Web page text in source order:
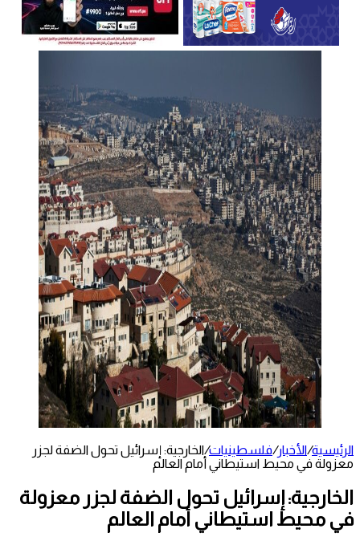
الرئيسية/الأخبار/فلسطينيات/الخارجية: إسرائيل تحول الضفة لجزر
معزولة في محيط استيطاني أمام العالم
الخارجية: إسرائيل تحول الضفة لجزر معزولة
في محيط استيطاني أمام العالم